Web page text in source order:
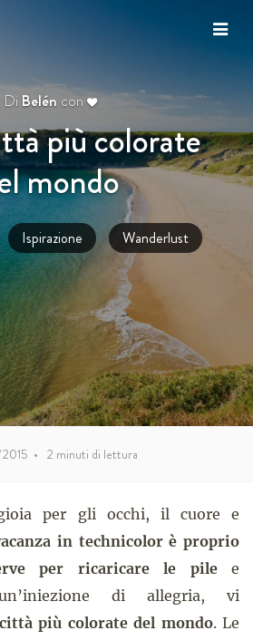
Di Belén con
più colorate
mondo
Ispirazione Wanderlust
• 2 minuti di lettura
per gli occhi, il cuore e
in technicolor è proprio
per ricaricare le pilee
di allegria, vi
più colorate del mondo. Le